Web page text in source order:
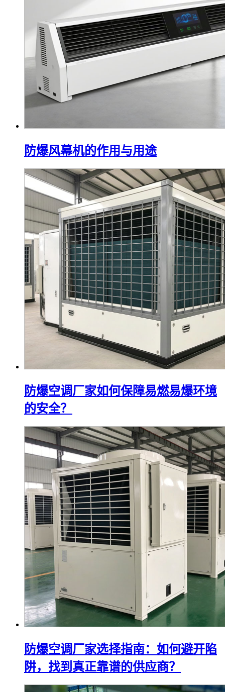
防爆风幕机的作用与用途
防爆空调厂家如何保障易燃易爆环境
的安全？
防爆空调厂家选择指南：如何避开陷
阱，找到真正靠谱的供应商？